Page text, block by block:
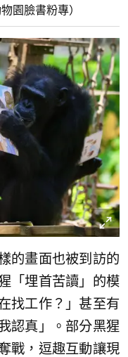
園臉書粉專）
的畫面也被到訪的
「埋首苦讀」的模
找工作？」甚至有
認真」。部分黑猩
戰，逗趣互動讓現